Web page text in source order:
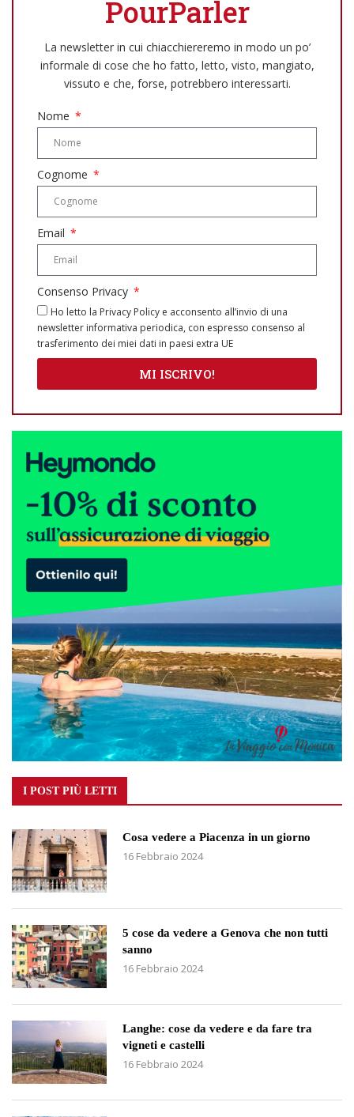
PourParler
La newsletter in cui chiacchiereremo in modo un po’
informale di cose che ho fatto, letto, visto, mangiato,
vissuto e che, forse, potrebbero interessarti.
Nome
Cognome
Email
Consenso Privacy
Ho letto la Privacy Policy e acconsento all’invio di una
newsletter informativa periodica, con espresso consenso al
trasferimento dei miei dati in paesi extra UE
MI ISCRIVO!
I POST PIÙ LETTI
Cosa vedere a Piacenza in un giorno
16 Febbraio 2024
5 cose da vedere a Genova che non tutti
sanno
16 Febbraio 2024
Langhe: cose da vedere e da fare tra
vigneti e castelli
16 Febbraio 2024